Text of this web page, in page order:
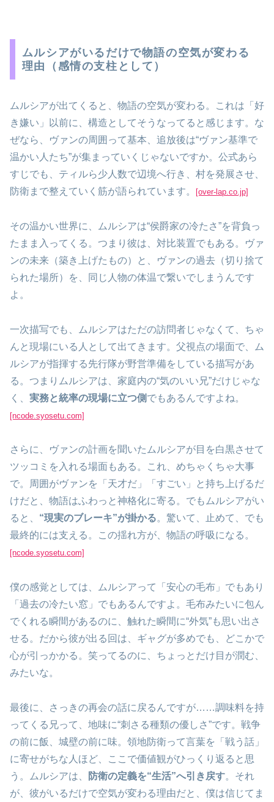
ムルシアがいるだけで物語の空気が変わる
理由（感情の支柱として）
ムルシアが出てくると、物語の空気が変わる。これは「好
き嫌い」以前に、構造としてそうなってると感じます。な
ぜなら、ヴァンの周囲って基本、追放後は“ヴァン基準で
温かい人たち”が集まっていくじゃないですか。公式あら
すじでも、ティルら少人数で辺境へ行き、村を発展させ、
防衛まで整えていく筋が語られています。
[over-lap.co.jp]
その温かい世界に、ムルシアは“侯爵家の冷たさ”を背負っ
たまま入ってくる。つまり彼は、対比装置でもある。ヴァ
ンの未来（築き上げたもの）と、ヴァンの過去（切り捨て
られた場所）を、同じ人物の体温で繋いでしまうんです
よ。
一次描写でも、ムルシアはただの訪問者じゃなくて、ちゃ
んと現場にいる人として出てきます。父視点の場面で、ム
ルシアが指揮する先行隊が野営準備をしている描写があ
る。つまりムルシアは、家庭内の“気のいい兄”だけじゃな
く、 実務と統率の現場に立つ側 でもあるんですよね。
[ncode.syosetu.com]
さらに、ヴァンの計画を聞いたムルシアが目を白黒させて
ツッコミを入れる場面もある。これ、めちゃくちゃ大事
で。周囲がヴァンを「天才だ」「すごい」と持ち上げるだ
けだと、物語はふわっと神格化に寄る。でもムルシアがい
ると、 “現実のブレーキ”が掛かる。驚いて、止めて、でも
最終的には支える。この揺れ方が、物語の呼吸になる。
[ncode.syosetu.com]
僕の感覚としては、ムルシアって「安心の毛布」でもあり
「過去の冷たい窓」でもあるんですよ。毛布みたいに包ん
でくれる瞬間があるのに、触れた瞬間に“外気”も思い出さ
せる。だから彼が出る回は、ギャグが多めでも、どこかで
心が引っかかる。笑ってるのに、ちょっとだけ目が潤む、
みたいな。
最後に、さっきの再会の話に戻るんですが……調味料を持
ってくる兄って、地味に“刺さる種類の優しさ”です。戦争
の前に飯、城壁の前に味。領地防衛って言葉を「戦う話」
に寄せがちな人ほど、ここで価値観がひっくり返ると思
う。ムルシアは、
防衛の定義を“生活”へ引き戻す。それ
が、彼がいるだけで空気が変わる理由だと、僕は信じてま